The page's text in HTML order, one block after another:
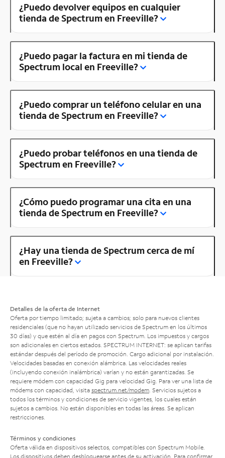
¿Puedo devolver equipos en cualquier
tienda de Spectrum en Freeville?
¿Puedo pagar la factura en mi tienda de
Spectrum local en Freeville?
¿Puedo comprar un teléfono celular en una
tienda de Spectrum en Freeville?
¿Puedo probar teléfonos en una tienda de
Spectrum en Freeville?
¿Cómo puedo programar una cita en una
tienda de Spectrum en Freeville?
¿Hay una tienda de Spectrum cerca de mí
en Freeville?
Detalles de la oferta de Internet
Oferta por tiempo limitado; sujeta a cambios; solo para nuevos clientes
residenciales (que no hayan utilizado servicios de Spectrum en los últimos
30 días) y que estén al día en pagos con Spectrum. Los impuestos y cargos
son adicionales en ciertos estados. SPECTRUM INTERNET: se aplican tarifas
estándar después del período de promoción. Cargo adicional por instalación.
Velocidades basadas en conexión alámbrica. Las velocidades reales
(incluyendo conexión inalámbrica) varían y no están garantizadas. Se
requiere módem con capacidad Gig para velocidad Gig. Para ver una lista de
módems con capacidad, visita spectrum.net/modem . Servicios sujetos a
todos los términos y condiciones de servicio vigentes, los cuales están
sujetos a cambios. No están disponibles en todas las áreas. Se aplican
restricciones.
Términos y condiciones
Oferta válida en dispositivos selectos, compatibles con Spectrum Mobile.
Los dispositivos deben desbloquearse antes de su activación. Para confirmar